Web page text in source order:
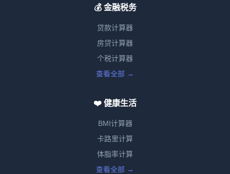
💰 金融税务
贷款计算器
房贷计算器
个税计算器
查看全部 →
❤️ 健康生活
BMI计算器
卡路里计算
体脂率计算
查看全部 →